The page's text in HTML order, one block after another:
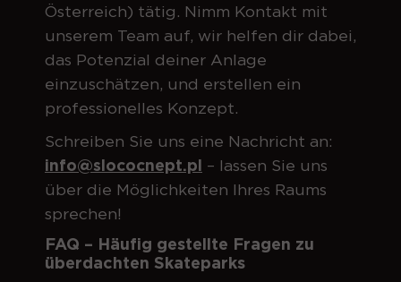
Österreich) tätig. Nimm Kontakt mit
unserem Team auf, wir helfen dir dabei,
das Potenzial deiner Anlage
einzuschätzen, und erstellen ein
professionelles Konzept.
Schreiben Sie uns eine Nachricht an:
info@slococnept.pl – lassen Sie uns
über die Möglichkeiten Ihres Raums
sprechen!
FAQ – Häufig gestellte Fragen zu
überdachten Skateparks